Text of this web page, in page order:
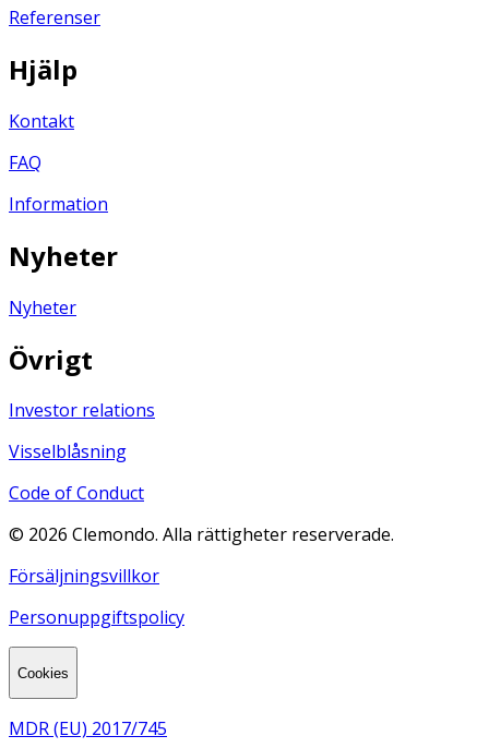
Referenser
Hjälp
Kontakt
FAQ
Information
Nyheter
Nyheter
Övrigt
Investor relations
Visselblåsning
Code of Conduct
© 2026 Clemondo. Alla rättigheter reserverade.
Försäljningsvillkor
Personuppgiftspolicy
Cookies
MDR (EU) 2017/745